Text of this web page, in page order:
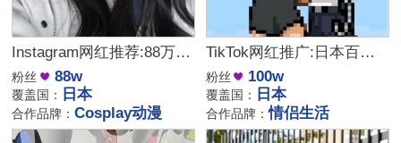
Instagram网红推荐:88万粉丝日本Cosplay动漫网红
粉丝 88w
覆盖国： 日本
合作品牌：Cosplay动漫
TikTok网红推广:日本百万粉丝的情侣生活类博主
粉丝 100w
覆盖国： 日本
合作品牌：情侣生活